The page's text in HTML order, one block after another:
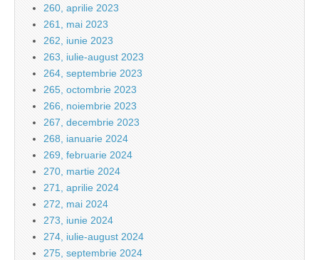
260, aprilie 2023
261, mai 2023
262, iunie 2023
263, iulie-august 2023
264, septembrie 2023
265, octombrie 2023
266, noiembrie 2023
267, decembrie 2023
268, ianuarie 2024
269, februarie 2024
270, martie 2024
271, aprilie 2024
272, mai 2024
273, iunie 2024
274, iulie-august 2024
275, septembrie 2024